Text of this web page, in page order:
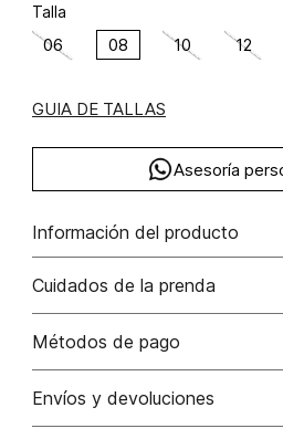
Talla
06 08 10 12
GUIA DE TALLAS
Asesoría
Información del producto
Vestido largo tiras viscosa 92%
viscosa/viscose8.00% elastano/
Cuidados de la prenda
Lavar a mano por separado / no
No usar lejia
Métodos de pago
Tarjetas de crédito: Visa, Dinners,
Envíos y devoluciones